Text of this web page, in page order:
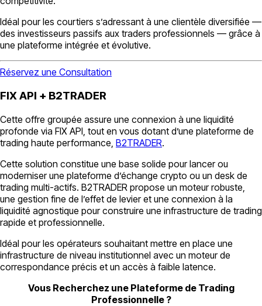
Idéal pour les courtiers s’adressant à une clientèle diversifiée —
des investisseurs passifs aux traders professionnels — grâce à
une plateforme intégrée et évolutive.
Réservez une Consultation
FIX API + B2TRADER
Cette offre groupée assure une connexion à une liquidité
profonde via FIX API, tout en vous dotant d’une plateforme de
trading haute performance, B2TRADER.
Cette solution constitue une base solide pour lancer ou
moderniser une plateforme d’échange crypto ou un desk de
trading multi-actifs. B2TRADER propose un moteur robuste,
une gestion fine de l’effet de levier et une connexion à la
liquidité agnostique pour construire une infrastructure de trading
rapide et professionnelle.
Idéal pour les opérateurs souhaitant mettre en place une
infrastructure de niveau institutionnel avec un moteur de
correspondance précis et un accès à faible latence.
Vous Recherchez une Plateforme de Trading
Professionnelle ?